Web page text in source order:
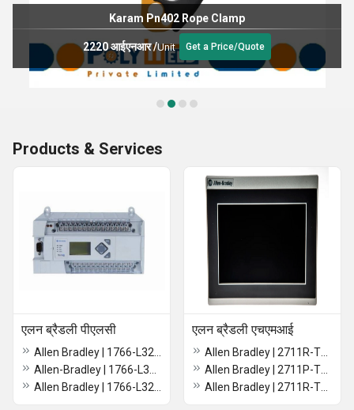
Karam Pn402 Rope Clamp
2220 आईएनआर/Unit Get a Price/Quote
Products & Services
एलन ब्रैडली पीएलसी एलन ब्रैडली एचएमआई